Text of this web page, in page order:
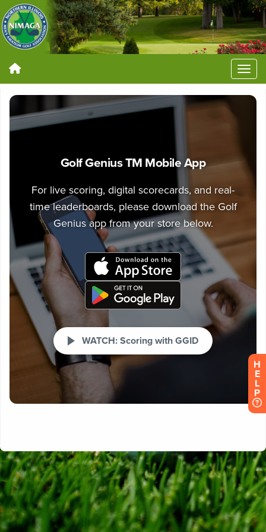
H
E
L
P